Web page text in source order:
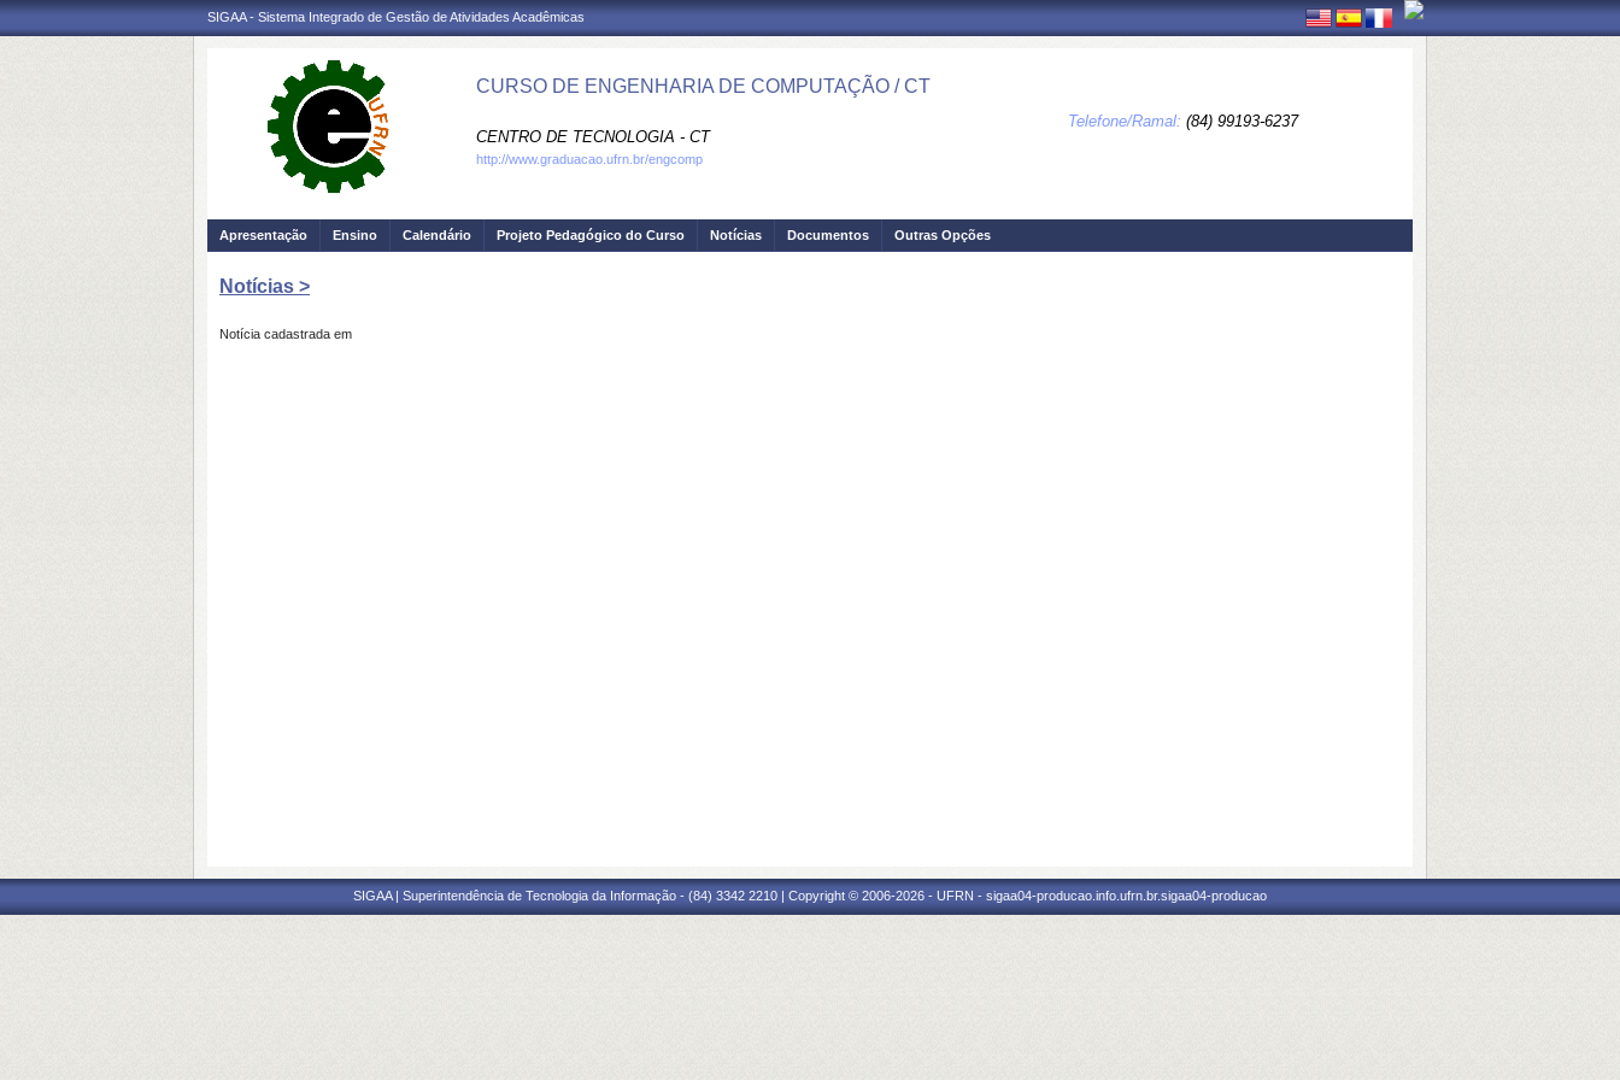
SIGAA - Sistema Integrado de Gestão de Atividades Acadêmicas
CURSO DE ENGENHARIA DE COMPUTAÇÃO / CT
CENTRO DE TECNOLOGIA - CT
Telefone/Ramal: (84) 99193-6237
http://www.graduacao.ufrn.br/engcomp
Apresentação Ensino Calendário Projeto Pedagógico do Curso Notícias Documentos Outras Opções
Notícias >
Notícia cadastrada em
SIGAA | Superintendência de Tecnologia da Informação - (84) 3342 2210 | Copyright © 2006-2026 - UFRN - sigaa04-producao.info.ufrn.br.sigaa04-producao